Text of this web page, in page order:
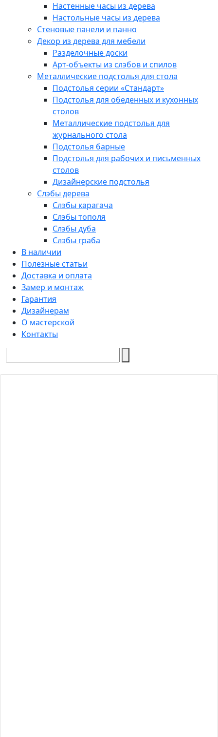
Настенные часы из дерева
Настольные часы из дерева
Стеновые панели и панно
Декор из дерева для мебели
Разделочные доски
Арт-объекты из слэбов и спилов
Металлические подстолья для стола
Подстолья серии «Стандарт»
Подстолья для обеденных и кухонных
столов
Металлические подстолья для
журнального стола
Подстолья барные
Подстолья для рабочих и письменных
столов
Дизайнерские подстолья
Слэбы дерева
Слэбы карагача
Слэбы тополя
Слэбы дуба
Слэбы граба
В наличии
Полезные статьи
Доставка и оплата
Замер и монтаж
Гарантия
Дизайнерам
О мастерской
Контакты